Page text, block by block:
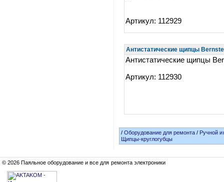
Артикул: 112929
Антистатические щипцы
Антистатические щипцы
Артикул: 112930
/Оборудование для ремонта / Ручной
Щипцы-круглогубцы
© 2026 Паяльное оборудование и все для ремонта электроники